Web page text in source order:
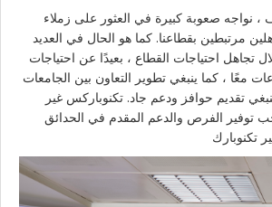
، نواجه صعوبة كبيرة في العثور على زملاء
مرتبطين بقطاعنا. كما هو الحال في العديد
تجاهل احتياجات القطاع ، بعيدًا عن احتياجات
معًا ، كما ينبغي تطوير التعاون بين الجامعات
تقديم حوافز ودعم جاد. تكنوباركس غير
توفير الفرص والدعم المقدم في الحدائق
تكنوبارك